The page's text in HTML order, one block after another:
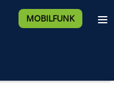
MOBILFUNK